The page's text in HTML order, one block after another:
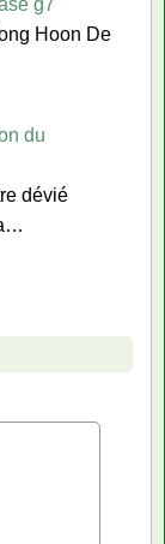
g7
Hoon De
du
dévié